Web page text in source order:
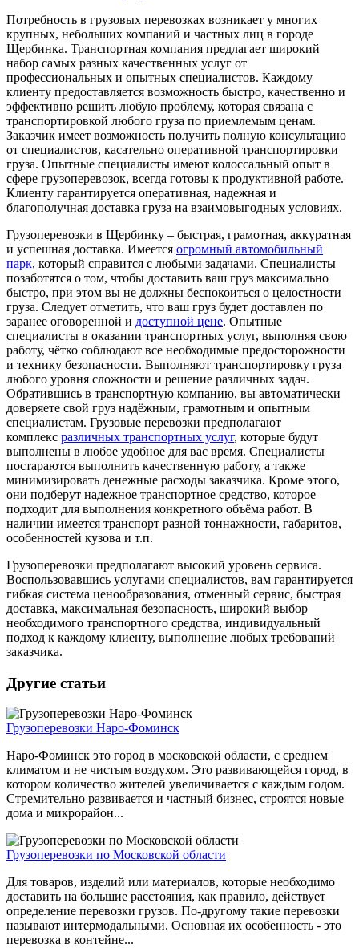
Потребность в грузовых перевозках возникает у многих
крупных, небольших компаний и частных лиц в городе
Щербинка. Транспортная компания предлагает широкий
набор самых разных качественных услуг от
профессиональных и опытных специалистов. Каждому
клиенту предоставляется возможность быстро, качественно и
эффективно решить любую проблему, которая связана с
транспортировкой любого груза по приемлемым ценам.
Заказчик имеет возможность получить полную консультацию
от специалистов, касательно оперативной транспортировки
груза. Опытные специалисты имеют колоссальный опыт в
сфере грузоперевозок, всегда готовы к продуктивной работе.
Клиенту гарантируется оперативная, надежная и
благополучная доставка груза на взаимовыгодных условиях.
Грузоперевозки в Щербинку – быстрая, грамотная, аккуратная
и успешная доставка. Имеется огромный автомобильный
парк, который справится с любыми задачами. Специалисты
позаботятся о том, чтобы доставить ваш груз максимально
быстро, при этом вы не должны беспокоиться о целостности
груза. Следует отметить, что ваш груз будет доставлен по
заранее оговоренной и доступной цене. Опытные
специалисты в оказании транспортных услуг, выполняя свою
работу, чётко соблюдают все необходимые предосторожности
и технику безопасности. Выполняют транспортировку груза
любого уровня сложности и решение различных задач.
Обратившись в транспортную компанию, вы автоматически
доверяете свой груз надёжным, грамотным и опытным
специалистам. Грузовые перевозки предполагают
комплекс различных транспортных услуг, которые будут
выполнены в любое удобное для вас время. Специалисты
постараются выполнить качественную работу, а также
минимизировать денежные расходы заказчика. Кроме этого,
они подберут надежное транспортное средство, которое
подходит для выполнения конкретного объёма работ. В
наличии имеется транспорт разной тоннажности, габаритов,
особенностей кузова и т.п.
Грузоперевозки предполагают высокий уровень сервиса.
Воспользовавшись услугами специалистов, вам гарантируется
гибкая система ценообразования, отменный сервис, быстрая
доставка, максимальная безопасность, широкий выбор
необходимого транспортного средства, индивидуальный
подход к каждому клиенту, выполнение любых требований
заказчика.
Другие статьи
Грузоперевозки Наро-Фоминск
Наро-Фоминск это город в московской области, с среднем
климатом и не чистым воздухом. Это развивающейся город, в
котором количество жителей увеличивается с каждым годом.
Стремительно развивается и частный бизнес, строятся новые
дома и микрорайон...
Грузоперевозки по Московской области
Для товаров, изделий или материалов, которые необходимо
доставить на большие расстояния, как правило, действует
определение перевозки грузов. По-другому такие перевозки
называют интермодальными. Основная их особенность - это
перевозка в контейне...